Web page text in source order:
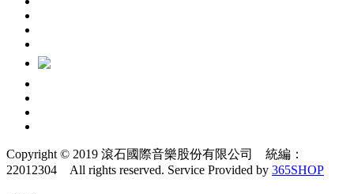
Copyright © 2019 滾石國際音樂股份有限公司 統編：
22012304 All rights reserved. Service Provided by 365SHOP